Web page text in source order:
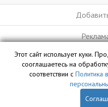
База данных сайта
собственностью ООО
Этот сайт использует куки.
сооглашаетесь на
соответствии с Политика